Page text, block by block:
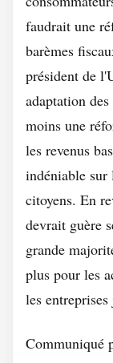
faudrait une
barèmes
président de
adaptation
moins une
les revenus
indéniable sur
citoyens. En
devrait guère
grande
plus pour les
les
Communiqué